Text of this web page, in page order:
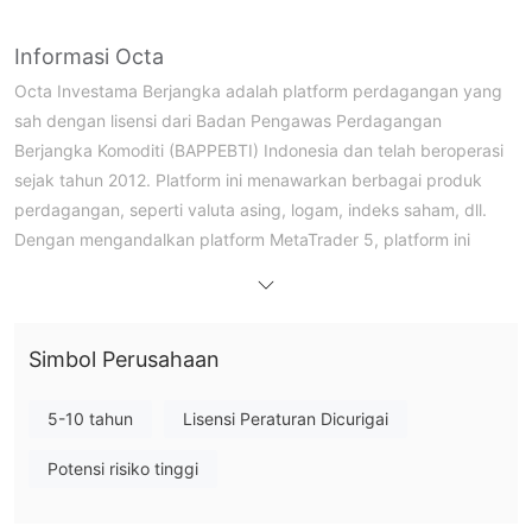
Informasi Octa
Octa Investama Berjangka adalah platform perdagangan yang
sah dengan lisensi dari Badan Pengawas Perdagangan
Berjangka Komoditi (BAPPEBTI) Indonesia dan telah beroperasi
sejak tahun 2012. Platform ini menawarkan berbagai produk
perdagangan, seperti valuta asing, logam, indeks saham, dll.
Dengan mengandalkan platform MetaTrader 5, platform ini
komoditas membawa risiko yang relatif tinggi, dan sistem
Octa Investama Berjangka adalah platform perdagangan legal
Simbol Perusahaan
5-10 tahun Lisensi Peraturan Dicurigai
Potensi risiko tinggi